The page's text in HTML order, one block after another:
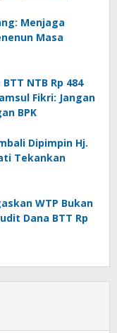
Menjaga
Masa
NTB Rp 484
Fikri: Jangan
BPK
Dipimpin Hj.
Tekankan
WTP Bukan
Dana BTT Rp